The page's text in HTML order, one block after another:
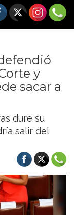
y
sacar a
dure su
salir del